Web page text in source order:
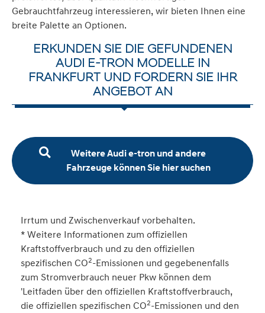
Gebrauchtfahrzeug interessieren, wir bieten Ihnen eine
breite Palette an Optionen.
ERKUNDEN SIE DIE GEFUNDENEN
AUDI E-TRON MODELLE IN
FRANKFURT UND FORDERN SIE IHR
ANGEBOT AN
Weitere Audi e-tron und andere
Fahrzeuge können Sie hier suchen
Irrtum und Zwischenverkauf vorbehalten.
* Weitere Informationen zum offiziellen
Kraftstoffverbrauch und zu den offiziellen
spezifischen CO2-Emissionen und gegebenenfalls
zum Stromverbrauch neuer Pkw können dem
'Leitfaden über den offiziellen Kraftstoffverbrauch,
die offiziellen spezifischen CO2-Emissionen und den